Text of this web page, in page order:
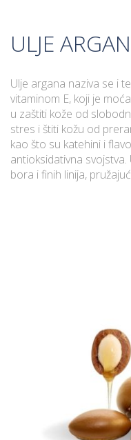
ULJE
Ulje argana naziva se i
vitaminom E, koji je
u zaštiti kože od
stres i štiti kožu od
kao što su katehini i
antioksidativna
bora i finih linija,